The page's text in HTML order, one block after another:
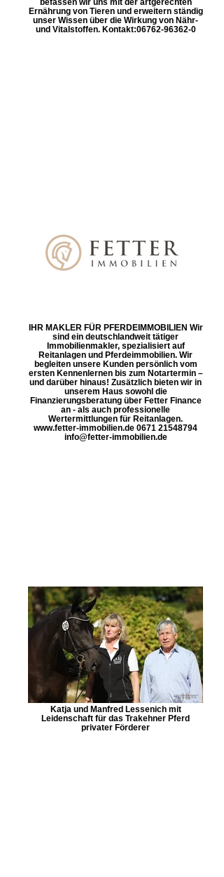
befassen wir uns mit der artgerechten
Ernährung von Tieren und erweitern ständig
unser Wissen über die Wirkung von Nähr-
und Vitalstoffen. Kontakt: ​06762-96362-0
IHR MAKLER FÜR PFERDEIMMOBILIEN Wir
sind ein deutschlandweit tätiger
Immobilienmakler, spezialisiert auf
Reitanlagen und Pferdeimmobilien. Wir
begleiten unsere Kunden persönlich vom
ersten Kennenlernen bis zum Notartermin –
und darüber hinaus! Zusätzlich bieten wir in
unserem Haus sowohl die
Finanzierungsberatung über Fetter Finance
an - als auch professionelle
Wertermittlungen für Reitanlagen.
www.fetter-immobilien.de 0671 21548794
info@fetter-immobilien.de
Katja und Manfred Lessenich mit
Leidenschaft für das Trakehner Pferd
privater Förderer